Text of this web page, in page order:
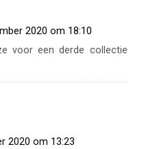
2020 om 18:10
voor een derde collectie
2020 om 13:23